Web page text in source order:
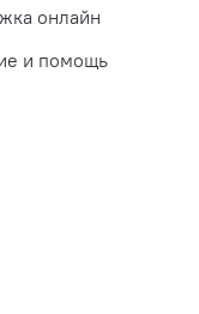
онлайн
и помощь